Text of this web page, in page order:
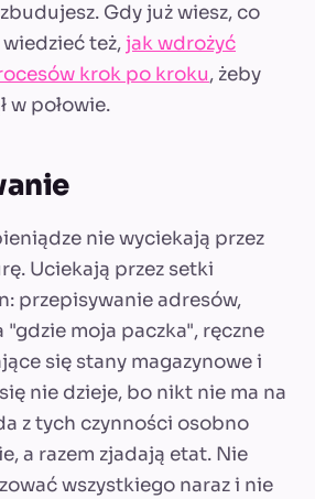
Gdy już wiesz, co
też,jak wdrożyć
krok po kroku, żeby
w połowie.
nie wyciekają przez
Uciekają przez setki
przepisywanie adresów,
moja paczka", ręczne
się stany magazynowe i
nie dzieje, bo nikt nie ma na
z tych czynności osobno
a razem zjadają etat. Nie
wszystkiego naraz i nie